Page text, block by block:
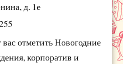
д. 1е
отметить Новогодние
корпоратив и